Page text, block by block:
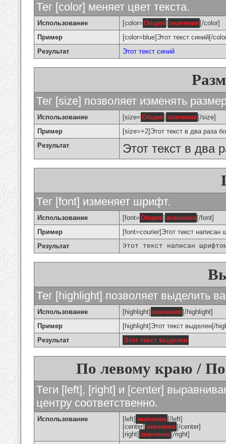
Тег [color] меняет цвет текста.
Использование [color= Опция ] значение [/color]
Пример
[color=blue]Этот текст синий[/
Результат
Этот текст синий
Тег [size] позволяет изменять
Использование [size= Опция ] значение [/size]
Пример
[size=+2]Этот текст в два раза
Результат
Этот текст в два
Тег [font] изменяет шрифт.
Использование [font= Опция ] значение [/font]
Пример
[font=courier]Этот текст
Результат
Этот текст написан
Тег [highlight] позволяет выделить
Использование [highlight] значение [/highlight]
Пример
[highlight]Этот текст выделен[/
Результат
Этот текст выделен
По левому краю /
Теги [left], [right] и [center]
центру соответственно.
Использование [left] значение [/left]
[center] значение [/center]
[right] значение [/right]